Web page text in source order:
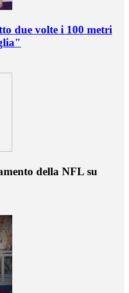
due volte i 100 metri
della NFL su